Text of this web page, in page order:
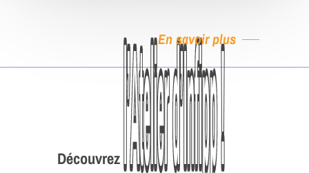
En savoir plus
Découvrez l’Atelier
l’Atelier d’Infipp
d’Infipp